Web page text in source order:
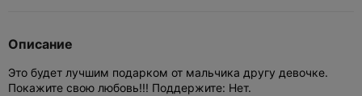
Описание
Это будет лучшим подарком от мальчика другу девочке.
Покажите свою любовь!!! Поддержите: Нет.